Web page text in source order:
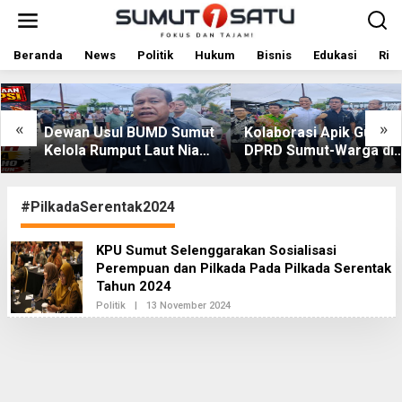
t
i
k
o
n
Beranda News Politik Hukum Bisnis Edukasi
« »
Dewan Usul BUMD Sumut
Kelola Rumput Laut Nias
Utara dari Hulu ke Hilir
Kolaborasi Apik Gubsu-
DPRD Sumut-Warga di
Nias Utara: Jalan Rusak
#PilkadaSerentak2024
KPU Sumut Selenggarakan Sosialisasi
Perempuan dan Pilkada Pada Pilkada Serentak
Tahun 2024
Politik | 13 November 2024O
L